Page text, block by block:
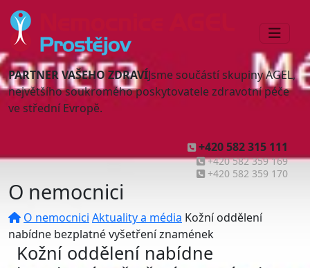
PARTNER VAŠEHO ZDRAVÍJsme součástí skupiny AGEL,
největšího soukromého poskytovatele zdravotní péče
ve střední Evropě.
+420 582 315 111
+420 582 359 169
+420 582 359 170
O nemocnici
O nemocnici Aktuality a média Kožní oddělení
nabídne bezplatné vyšetření znamének
Kožní oddělení nabídne